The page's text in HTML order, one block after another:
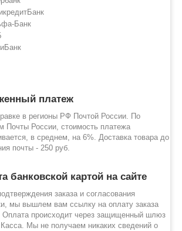
Банк
платеж
в регионы РФ Почтой России. По
Почты России, стоимость платежа
в среднем, на 6%. Доставка товара до
почты - 250 руб.
банковской картой на сайте
заказа и согласования
мы вышлем вам ссылку на оплату заказа
Оплата происходит через защищенный шлюз
Мы не получаем никаких сведений о